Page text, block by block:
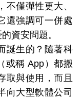
僅彈性更大、
還強調可一併處
資安問題。
誕生的？隨著科
或稱 App）都搬
取與使用，而且
向大型軟體公司